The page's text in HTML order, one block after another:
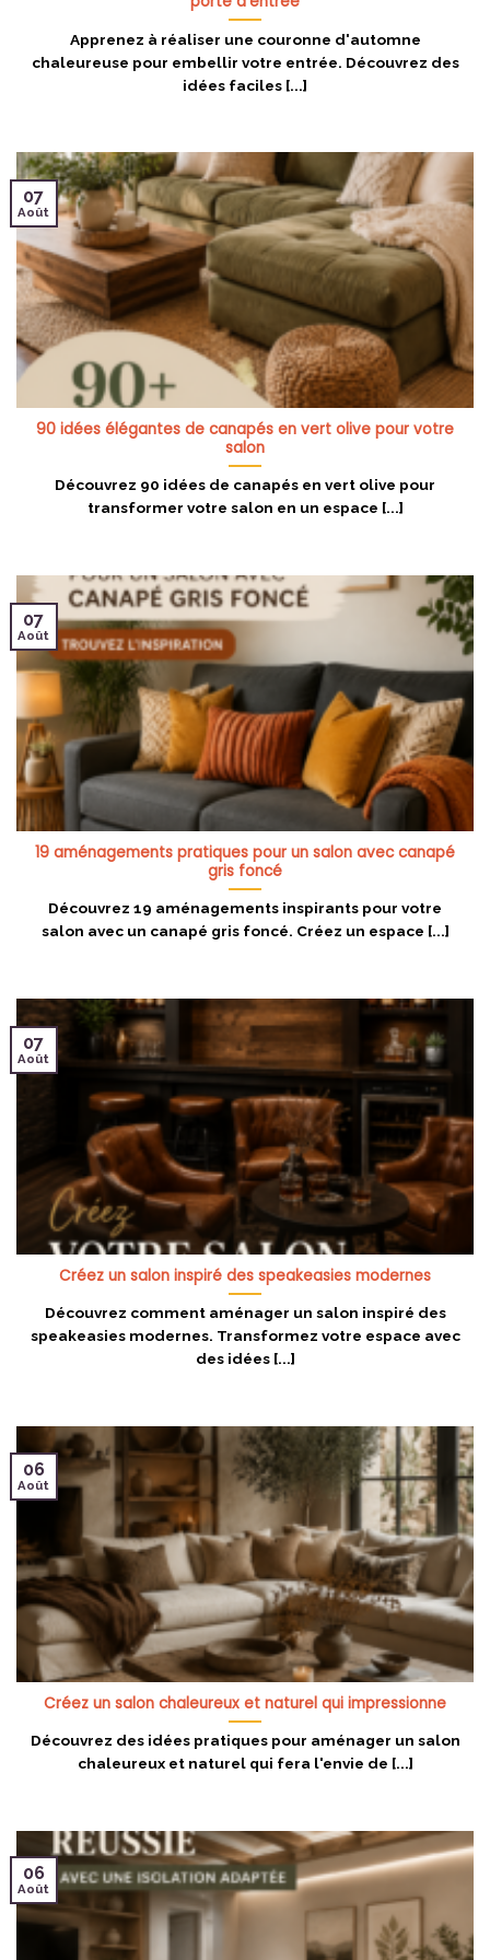
Apprenez à réaliser une couronne d'automne
chaleureuse pour embellir votre entrée. Découvrez des
idées faciles [...]
90 idées élégantes de canapés en vert olive pour votre
salon
Découvrez 90 idées de canapés en vert olive pour
transformer votre salon en un espace [...]
07
Août
19 aménagements pratiques pour un salon avec canapé
gris foncé
Découvrez 19 aménagements inspirants pour votre
salon avec un canapé gris foncé. Créez un espace [...]
07
Août
Créez un salon inspiré des speakeasies modernes
Découvrez comment aménager un salon inspiré des
speakeasies modernes. Transformez votre espace avec
des idées [...]
07
Août
Créez un salon chaleureux et naturel qui impressionne
Découvrez des idées pratiques pour aménager un salon
chaleureux et naturel qui fera l'envie de [...]
06
Août
06
Août